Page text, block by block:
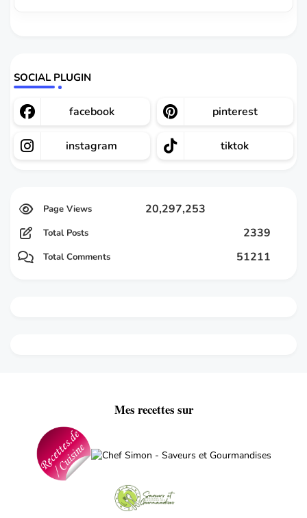
SOCIAL PLUGIN
facebook pinterest
instagram tiktok
20,297,253
Total Posts 2339
Total Comments 51211
Mes recettes sur